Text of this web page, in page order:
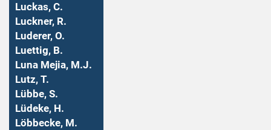
Luckas, C.
Luckner, R.
Luderer, O.
Luettig, B.
Luna Mejia, M.J.
Lutz, T.
Lübbe, S.
Lüdeke, H.
Löbbecke, M.